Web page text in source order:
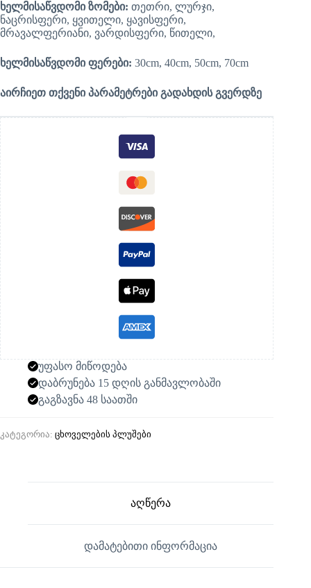
ხელმისაწვდომი ზომები: თეთრი, ლურჯი,
ნაცრისფერი, ყვითელი, ყავისფერი,
მრავალფერიანი, ვარდისფერი, წითელი,
ხელმისაწვდომი ფერები: 30cm, 40cm, 50cm, 70cm
აირჩიეთ თქვენი პარამეტრები გადახდის გვერდზე
უფასო მიწოდება
დაბრუნება 15 დღის განმავლობაში
გაგზავნა 48 საათში
კატეგორია: ცხოველების პლუშები
აღწერა
დამატებითი ინფორმაცია